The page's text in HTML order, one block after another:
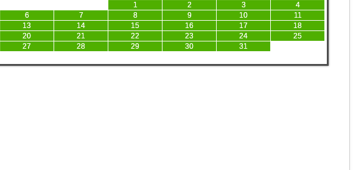
1
2 3
4
6 7 8 9 10
11
13 14 15 16 17
18
20 21 22 23 24
25
27 28 29 30 31